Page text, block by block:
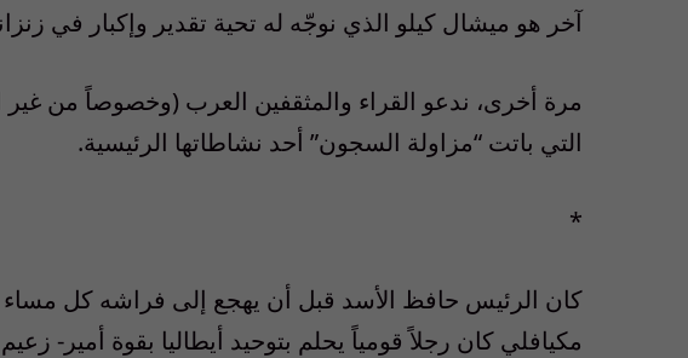
آخر هو ميشال كيلو الذي نوجّه له تحية تقدير وإكبار في
مرة أخرى، ندعو القراء والمثقفين العرب (وخصوصاً من غير
التي باتت “مزاولة السجون” أحد نشاطاتها الرئيسية.
*
كان الرئيس حافظ الأسد قبل أن يهجع إلى فراشه كل مساء
مكيافلي كان رجلاً قومياً يحلم بتوحيد أيطاليا بقوة أمير-